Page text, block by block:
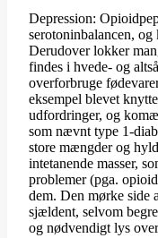
Depression:
serotoninbalancen,
Derudover lokker
findes i hvede- og
overforbruge
eksempel blevet
udfordringer, og
som nævnt type 1-
store mængder og
intetanende masser,
problemer (pga.
dem. Den mørke side
sjældent, selvom
og nødvendigt lys